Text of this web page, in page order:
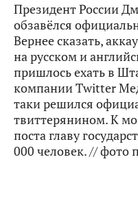
Президент России
обзавёлся
Вернее сказать,
на русском и
пришлось ехать в
компании Twitter
таки решился
твиттерянином. К
поста главу
000 человек. // фото